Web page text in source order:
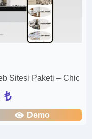
Sitesi Paketi – Chic
₺
Demo